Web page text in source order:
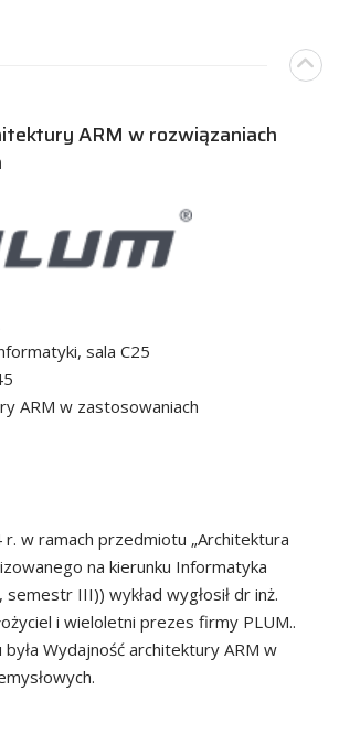
ARM w rozwiązaniach
sala C25
ARM w zastosowaniach
r. w ramach przedmiotu „Architektura
na kierunku Informatyka
III)) wykład wygłosił dr inż.
i wieloletni prezes firmy PLUM..
Wydajność architektury ARM w